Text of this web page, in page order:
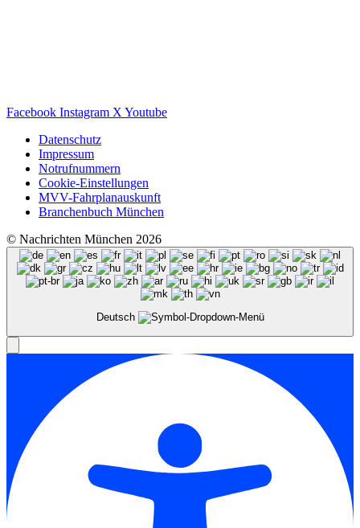
Facebook Instagram X Youtube
Datenschutz
Impressum
Notrufnummern
Cookie-Einstellungen
MVV-Fahrplanauskunft
Branchenbuch München
© Nachrichten München 2026
Deutsch